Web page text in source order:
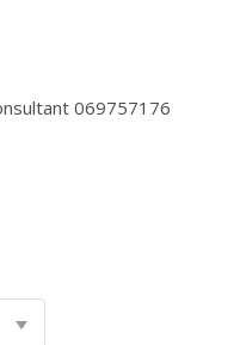
069757176